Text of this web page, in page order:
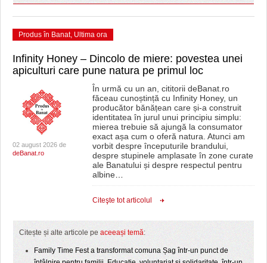
Produs în Banat, Ultima ora
Infinity Honey – Dincolo de miere: povestea unei
apiculturi care pune natura pe primul loc
02 august 2026 de
deBanat.ro
În urmă cu un an, cititorii deBanat.ro
făceau cunoștință cu Infinity Honey, un
producător bănățean care și-a construit
identitatea în jurul unui principiu simplu:
mierea trebuie să ajungă la consumator
exact așa cum o oferă natura. Atunci am
vorbit despre începuturile brandului,
despre stupinele amplasate în zone curate
ale Banatului și despre respectul pentru
albine…
Citeşte tot articolul
Citește și alte articole pe aceeași temă:
Family Time Fest a transformat comuna Șag într-un punct de